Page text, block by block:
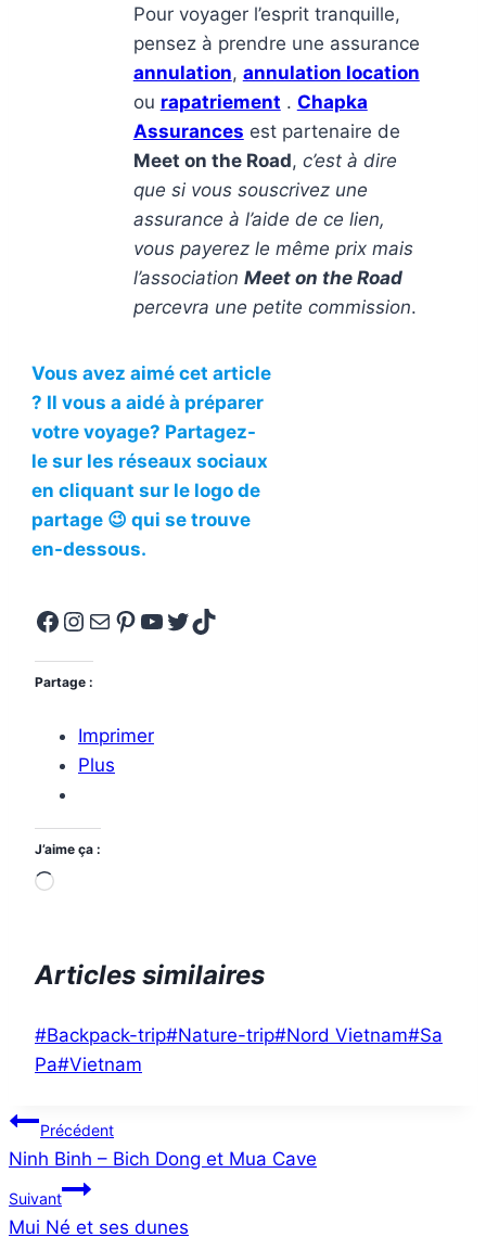
Pour voyager l’esprit tranquille,
pensez à prendre une assurance
annulation, annulation location
ou rapatriement . Chapka
Assurances est partenaire de
Meet on the Road, c’est à dire
que si vous souscrivez une
assurance à l’aide de ce lien,
vous payerez le même prix mais
l’association Meet on the Road
percevra une petite commission.
Vous avez aimé cet article
? Il vous a aidé à préparer
votre voyage? Partagez-
le sur les réseaux sociaux
en cliquant sur le logo de
partage 😉 qui se trouve
en-dessous.
Facebook
Instagram
E-mailPinterest
YouTube
Twitter
TikTok
Partage :
Imprimer
Plus
J’aime ça :
Chargement…
Articles similaires
Étiquettes
de
publication :
#Backpack-trip#Nature-trip#Nord Vietnam#Sa
Pa#Vietnam
Navigation
de
l’article
Précédent
Ninh Binh – Bich Dong et Mua Cave
Suivant
Mui Né et ses dunes